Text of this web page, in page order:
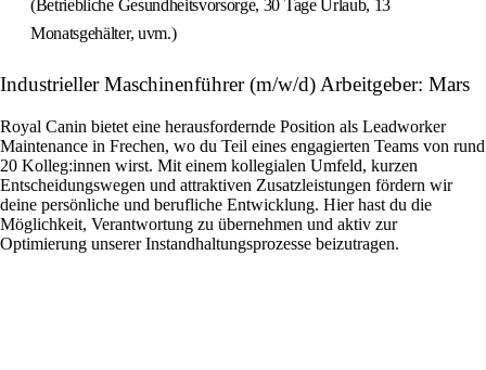
(Betriebliche Gesundheitsvorsorge, 30 Tage Urlaub, 13
Monatsgehälter, uvm.)
Industrieller Maschinenführer (m/w/d) Arbeitgeber: Mars
Royal Canin bietet eine herausfordernde Position als Leadworker
Maintenance in Frechen, wo du Teil eines engagierten Teams von rund
20 Kolleg:innen wirst. Mit einem kollegialen Umfeld, kurzen
Entscheidungswegen und attraktiven Zusatzleistungen fördern wir
deine persönliche und berufliche Entwicklung. Hier hast du die
Möglichkeit, Verantwortung zu übernehmen und aktiv zur
Optimierung unserer Instandhaltungsprozesse beizutragen.